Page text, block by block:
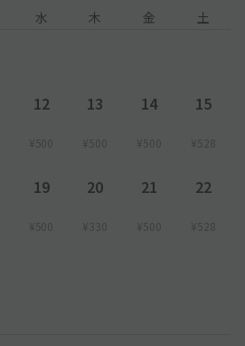
水 木 金 土
12
¥500
13
¥500
14
¥500
15
¥528
19
¥500
20
¥330
21
¥500
22
¥528